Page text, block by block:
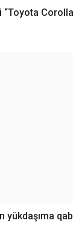
“Toyota
yükdaşıma